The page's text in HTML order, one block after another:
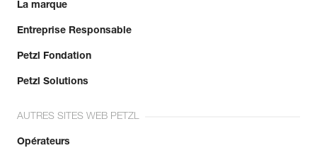
La marque
Entreprise Responsable
Petzl Fondation
Petzl Solutions
AUTRES SITES WEB PETZL
Opérateurs